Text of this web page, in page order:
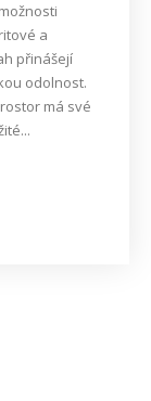
a
přinášejí
odolnost.